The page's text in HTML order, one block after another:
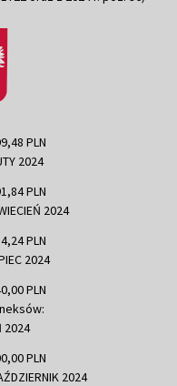
PLN
2024
PLN
2024
PLN
2024
PLN
2024
PLN
2024